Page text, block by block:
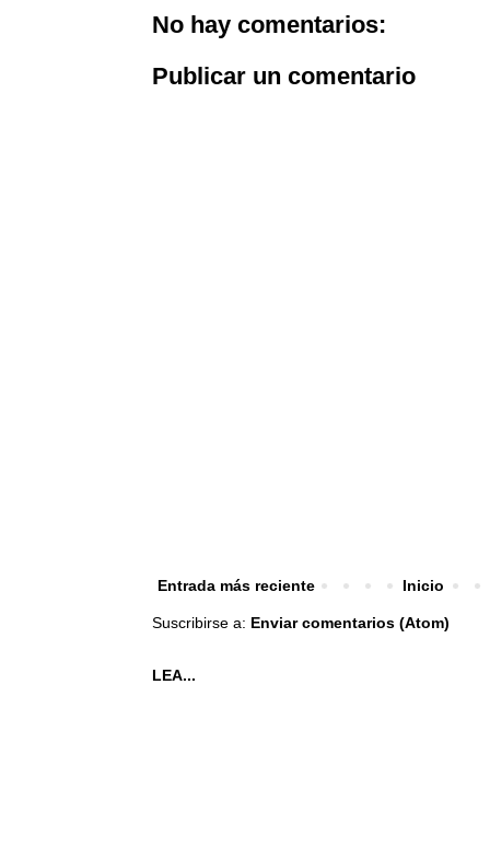
No hay comentarios:
Publicar un comentario
Entrada más reciente Inicio
Suscribirse a: Enviar comentarios (Atom)
LEA...